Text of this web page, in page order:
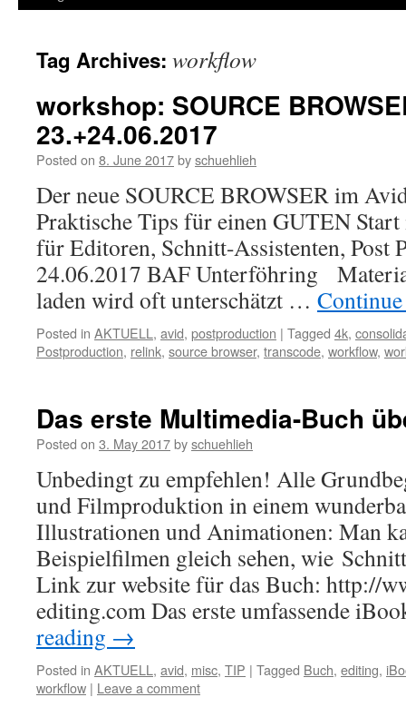
Tag Archives: workflow
workshop: SOURCE
23.+24.06.2017
Posted on 8. June 2017byschuehlieh
Der neue SOURCE BROWSER im
Praktische Tips für einen GUTEN
für Editoren, Schnitt-Assistenten, Post
24.06.2017 BAF Unterföhring
laden wird oft unterschätzt …
Posted in AKTUELL , avid, postproduction | Tagged 4k,
Postproduction, relink, source browser, transcode, workflow,
Das erste Multimedia-Buch
Posted on 3. May 2017byschuehlieh
Unbedingt zu empfehlen! Alle
und Filmproduktion in einem
Illustrationen und Animationen: Man
Beispielfilmen gleich sehen, wie
Link zur website für das Buch: http://
editing.com Das erste umfassende
reading →
Posted in AKTUELL , avid, misc, TIP | Tagged Buch, editing,
workflow | Leave a comment